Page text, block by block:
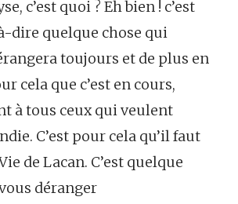
c’est quoi ? Eh bien ! c’est
dire quelque chose qui
toujours et de plus en
cela que c’est en cours,
à tous ceux qui veulent
C’est pour cela qu’il faut
de Lacan. C’est quelque
déranger